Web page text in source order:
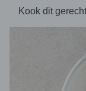
Kook dit